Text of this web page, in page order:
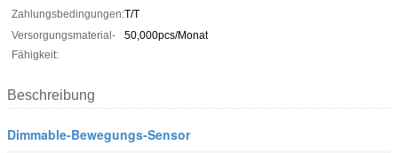
Zahlungsbedingungen:T/T
Versorgungsmaterial-
Fähigkeit:
50,000pcs/Monat
Beschreibung
Dimmable-Bewegungs-Sensor